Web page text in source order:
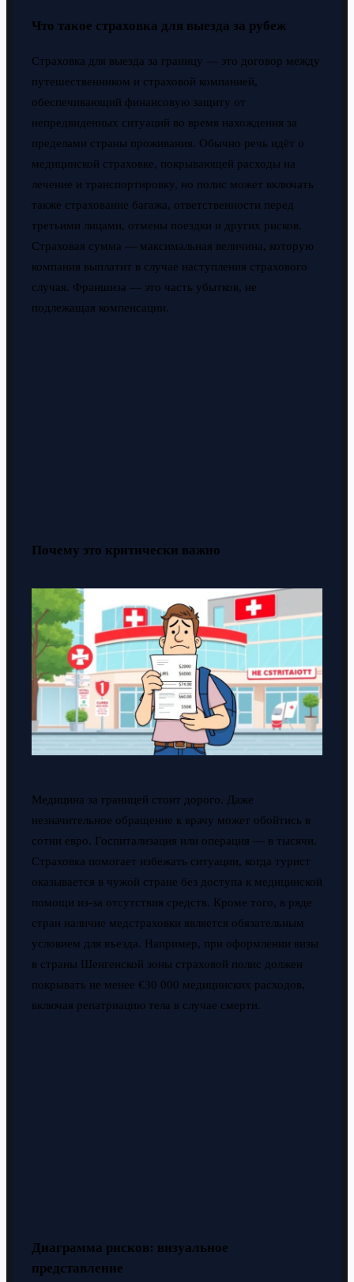
Что такое страховка для выезда за рубеж
Страховка для выезда за границу — это договор между
путешественником и страховой компанией,
обеспечивающий финансовую защиту от
непредвиденных ситуаций во время нахождения за
пределами страны проживания. Обычно речь идёт о
медицинской страховке, покрывающей расходы на
лечение и транспортировку, но полис может включать
также страхование багажа, ответственности перед
третьими лицами, отмены поездки и других рисков.
Страховая сумма — максимальная величина, которую
компания выплатит в случае наступления страхового
случая. Франшиза — это часть убытков, не
подлежащая компенсации.
Почему это критически важно
Медицина за границей стоит дорого. Даже
незначительное обращение к врачу может обойтись в
сотни евро. Госпитализация или операция — в тысячи.
Страховка помогает избежать ситуации, когда турист
оказывается в чужой стране без доступа к медицинской
помощи из-за отсутствия средств. Кроме того, в ряде
стран наличие медстраховки является обязательным
условием для въезда. Например, при оформлении визы
в страны Шенгенской зоны страховой полис должен
покрывать не менее €30 000 медицинских расходов,
включая репатриацию тела в случае смерти.
Диаграмма рисков: визуальное
представление